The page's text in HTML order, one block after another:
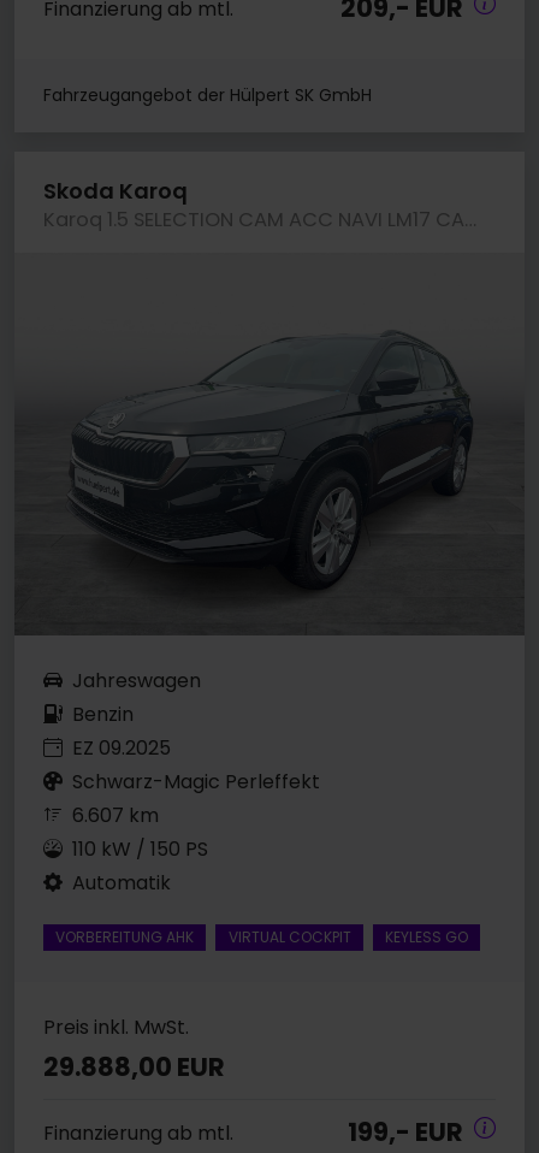
Finanzierung ab mtl. 209,- EUR
Fahrzeugangebot der Hülpert SK GmbH
Skoda Karoq
Karoq 1.5 SELECTION CAM ACC NAVI LM17 CARPLAY
Jahreswagen
Benzin
EZ 09.2025
Schwarz-Magic Perleffekt
6.607 km
110 kW / 150 PS
Automatik
VORBEREITUNG AHK VIRTUAL COCKPIT KEYLESS GO
Preis inkl. MwSt.
29.888,00 EUR
Finanzierung ab mtl. 199,- EUR